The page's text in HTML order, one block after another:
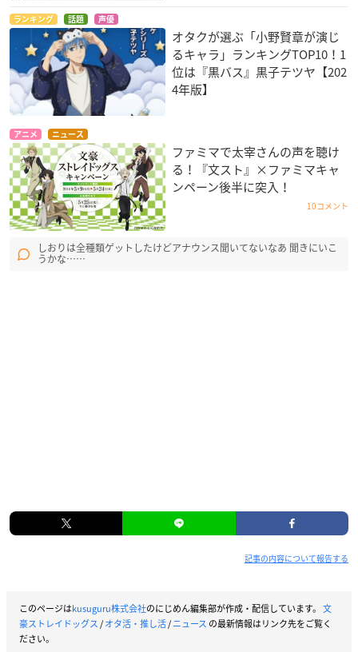
ランキング 話題 声優
オタクが選ぶ「小野賢章が演じ
るキャラ」ランキングTOP10！1
位は『黒バス』黒子テツヤ【202
4年版】
アニメ ニュース
ファミマで太宰さんの声を聴け
る！『文スト』×ファミマキャ
ンペーン後半に突入！
10コメント
しおりは全種類ゲットしたけどアナウンス聞いてないなあ 聞きにいこ
うかな……
記事の内容について報告する
このページはkusuguru株式会社のにじめん編集部が作成・配信しています。 文
豪ストレイドッグス/オタ活・推し活/ニュース の最新情報はリンク先をご覧く
ださい。